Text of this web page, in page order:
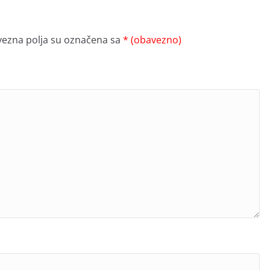
polja su označena sa * (obavezno)